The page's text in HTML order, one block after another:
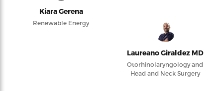
Kiara Gerena
Renewable Energy
Laureano Giraldez MD
Otorhinolaryngology and
Head and Neck Surgery